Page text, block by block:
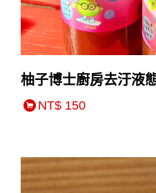
柚子博士廚房去汙液
NT$ 150